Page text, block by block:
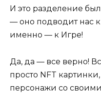
И это разделение
— оно подводит нас к
именно — к Игре!
Да, да — все верно!
просто NFT
персонажи со